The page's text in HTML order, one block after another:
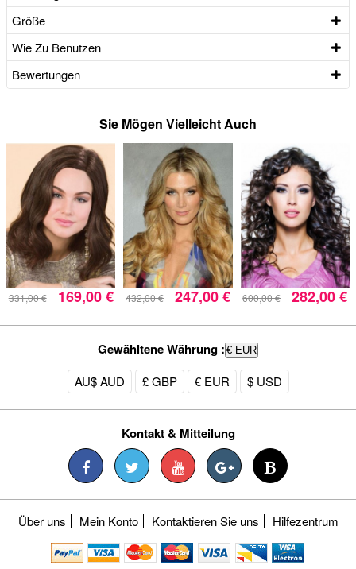
Größe
Wie Zu Benutzen
Bewertungen
Sie Mögen Vielleicht Auch
331,00 € 169,00 € 432,00 € 247,00 € 600,00 € 282,00 €
Gewähltene Währung : € EUR
AU$ AUD £ GBP € EUR $ USD
Kontakt & Mitteilung
Über uns Mein Konto Kontaktieren Sie uns Hilfezentrum